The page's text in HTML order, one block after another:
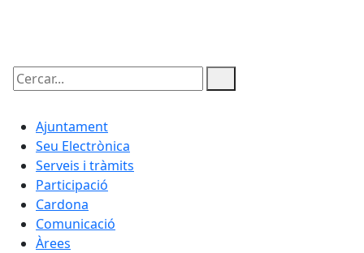
Cercar:
Ajuntament
Seu Electrònica
Serveis i tràmits
Participació
Cardona
Comunicació
Àrees